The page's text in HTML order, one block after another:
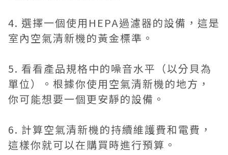
4. 選擇一個使用HEPA過濾器的設備，這是
室內空氣清新機的黃金標準。
5. 看看產品規格中的噪音水平（以分貝為
單位）。根據你使用空氣清新機的地方，
你可能想要一個更安靜的設備。
6. 計算空氣清新機的持續維護費和電費，
這樣你就可以在購買時進行預算。